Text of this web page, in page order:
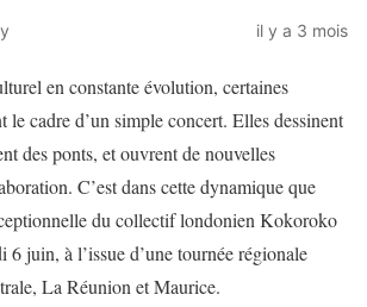
il y a 3 mois
en constante évolution, certaines
le cadre d’un simple concert. Elles dessinent
des ponts, et ouvrent de nouvelles
C’est dans cette dynamique que
du collectif londonien Kokoroko
6 juin, à l’issue d’une tournée régionale
La Réunion et Maurice.